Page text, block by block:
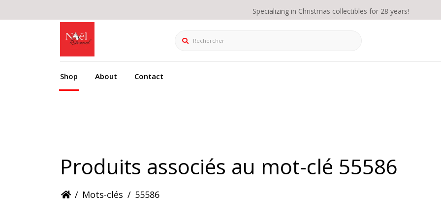
Specializing in Christmas collectibles for 28 years!
Rechercher
Shop About Contact
Produits associés au mot-clé 55586
/ Mots-clés / 55586